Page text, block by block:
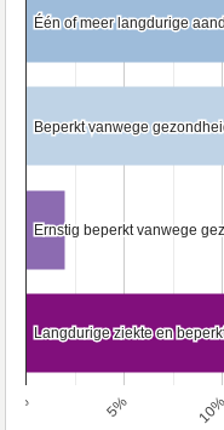
0% 5% 10%
Één of meer langdurige
Één of meer langdurige
Beperkt vanwege
Beperkt vanwege
Ernstig beperkt vanwege
Ernstig beperkt vanwege
Langdurige ziekte en
Langdurige ziekte en